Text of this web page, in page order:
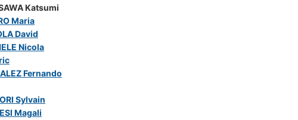
Katsumi
Maria
David
Nicola
Fernando
Sylvain
Magali